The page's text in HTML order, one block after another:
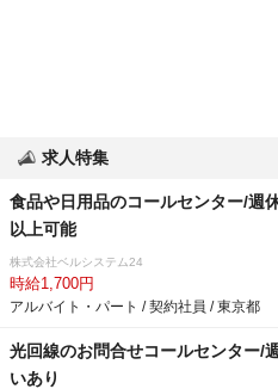
求人特集
食品や日用品のコールセンター/週
以上可能
株式会社ベルシステム24
時給1,700円
アルバイト・パート / 契約社員 / 東京都
光回線のお問合せコールセンター/
いあり